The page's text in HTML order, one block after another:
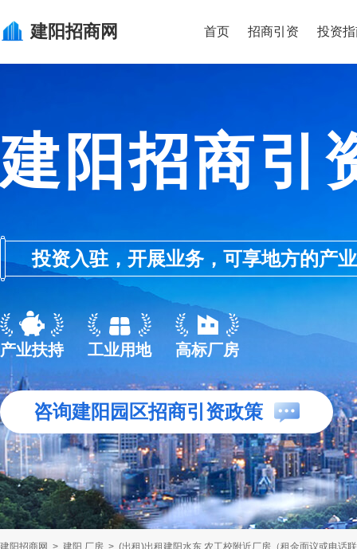
建阳招商网 首页 招商引资 投资
建阳招商引
投资入驻，开展业务，可享地方的产
产业扶持 工业用地 高标厂房
咨询建阳园区招商引资政策
建阳招商网 > 建阳 厂房 > (出租)出租建阳水东 农工校附近厂房（租金面议或电话